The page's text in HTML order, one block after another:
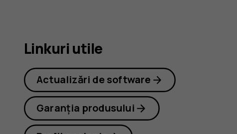
Linkuri utile
Actualizări de software
Garanția produsului